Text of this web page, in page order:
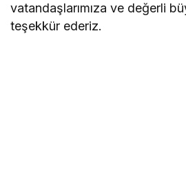
vatandaşlarımıza ve değerli
teşekkür ederiz.